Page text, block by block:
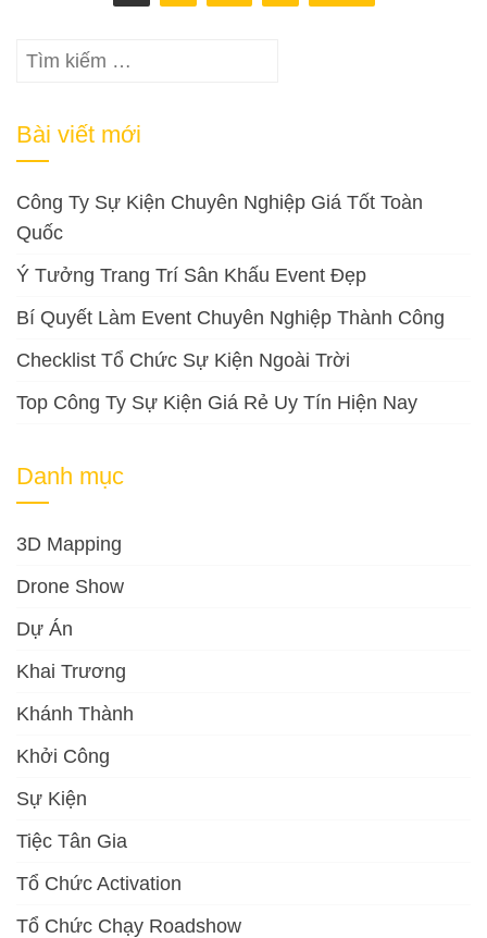
bài
Tìm
Bài viết mới
Công Ty Sự Kiện Chuyên Nghiệp Giá Tốt Toàn
Quốc
Ý Tưởng Trang Trí Sân Khấu Event Đẹp
Bí Quyết Làm Event Chuyên Nghiệp Thành Công
Checklist Tổ Chức Sự Kiện Ngoài Trời
Top Công Ty Sự Kiện Giá Rẻ Uy Tín Hiện Nay
Danh mục
3D Mapping
Drone Show
Dự Án
Khai Trương
Khánh Thành
Khởi Công
Sự Kiện
Tiệc Tân Gia
Tổ Chức Activation
Tổ Chức Chạy Roadshow